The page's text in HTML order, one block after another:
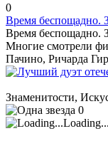
0
Время беспощадно.
Время беспощадно.
Многие смотрели
Пачино, Ричарда
Знаменитости,
0
Loading...